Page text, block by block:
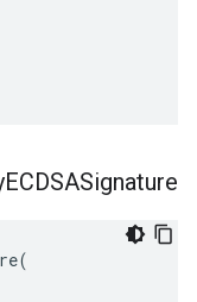
ECDSASignature
(